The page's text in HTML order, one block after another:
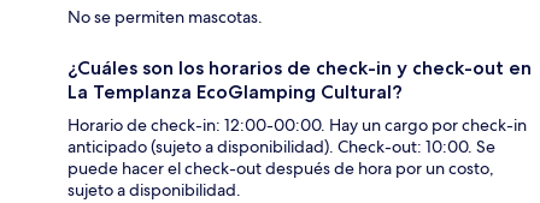
No se permiten mascotas.
¿Cuáles son los horarios de check-in y check-out en
La Templanza EcoGlamping Cultural?
Horario de check-in: 12:00-00:00. Hay un cargo por check-in
anticipado (sujeto a disponibilidad). Check-out: 10:00. Se
puede hacer el check-out después de hora por un costo,
sujeto a disponibilidad.